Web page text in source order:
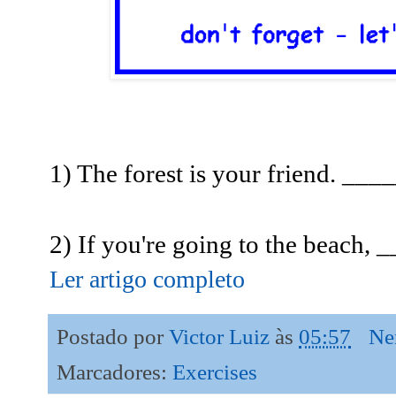
1) The forest is your friend.
2) If you're going to the beach,
Ler artigo completo
Postado por Victor Luiz às 05:57
Marcadores: Exercises